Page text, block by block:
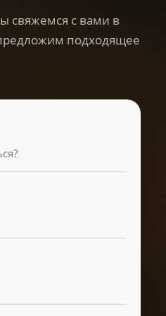
свяжемся с вами в
подходящее